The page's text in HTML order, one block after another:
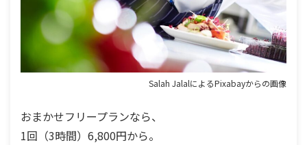
Salah JalalによるPixabayからの画像
おまかせフリープランなら、
1回（3時間）6,800円から。